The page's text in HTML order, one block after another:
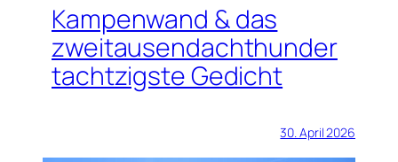
Kampenwand & das
zweitausendachthunder
tachtzigste Gedicht
30. April 2026